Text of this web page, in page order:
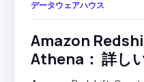
データウェアハウス
Amazon
Athena： 詳し